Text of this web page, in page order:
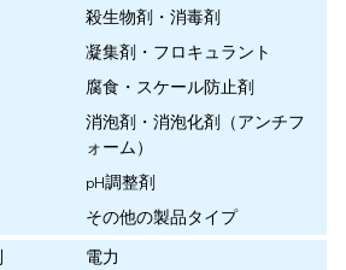
殺生物剤・消毒剤
凝集剤・フロキュラント
腐食・スケール防止剤
消泡剤・消泡化剤（アンチフ
ォーム）
pH調整剤
その他の製品タイプ
電力